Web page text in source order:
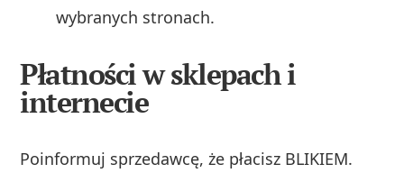
wybranych stronach.
Płatności w sklepach i
internecie
Poinformuj sprzedawcę, że płacisz BLIKIEM.